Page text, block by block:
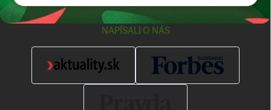
NAPÍSALI O NÁS